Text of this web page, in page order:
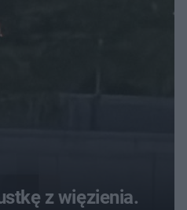
z więzienia.